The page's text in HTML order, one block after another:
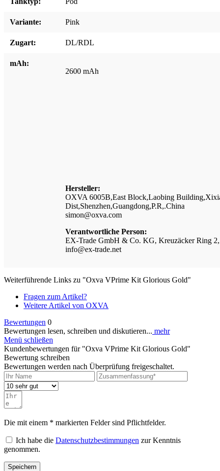
Variante: Pink
Zugart: DL/RDL
mAh:
2600 mAh
Hersteller:
OXVA 6005B,East Block,Laobing
Dist,Shenzhen,Guangdong,P.R,.China
simon@oxva.com
Verantwortliche Person:
EX-Trade GmbH & Co. KG, Kreuzäcker Ring
info@ex-trade.net
Weiterführende Links zu "Oxva VPrime Kit Glorious Gold"
Fragen zum Artikel?
Weitere Artikel von OXVA
Bewertungen 0
Bewertungen lesen, schreiben und diskutieren... mehr
Menü schließen
Kundenbewertungen für "Oxva VPrime Kit Glorious Gold"
Bewertung schreiben
Bewertungen werden nach Überprüfung freigeschaltet.
Die mit einem * markierten Felder sind Pflichtfelder.
Ich habe die Datenschutzbestimmungen zur Kenntnis
genommen.
Speichern